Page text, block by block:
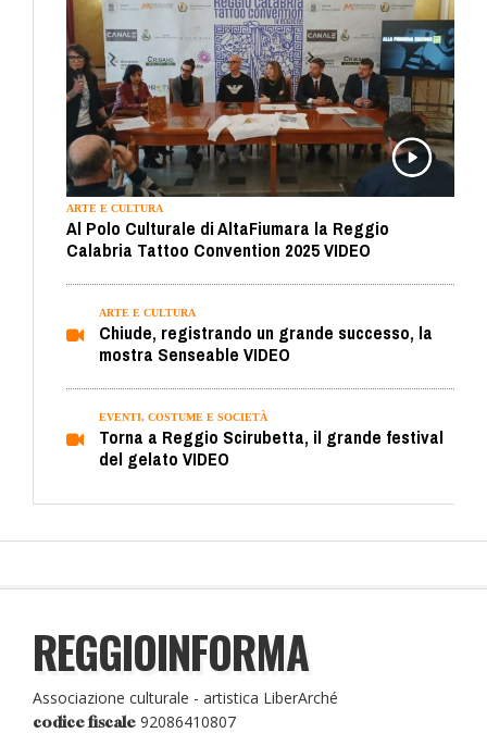
ARTE E CULTURA
Al Polo Culturale di AltaFiumara la Reggio
Calabria Tattoo Convention 2025 VIDEO
ARTE E CULTURA
Chiude, registrando un grande successo, la
mostra Senseable VIDEO
EVENTI, COSTUME E SOCIETÀ
Torna a Reggio Scirubetta, il grande festival
del gelato VIDEO
REGGIOINFORMA
Associazione culturale - artistica LiberArché
codice fiscale 92086410807